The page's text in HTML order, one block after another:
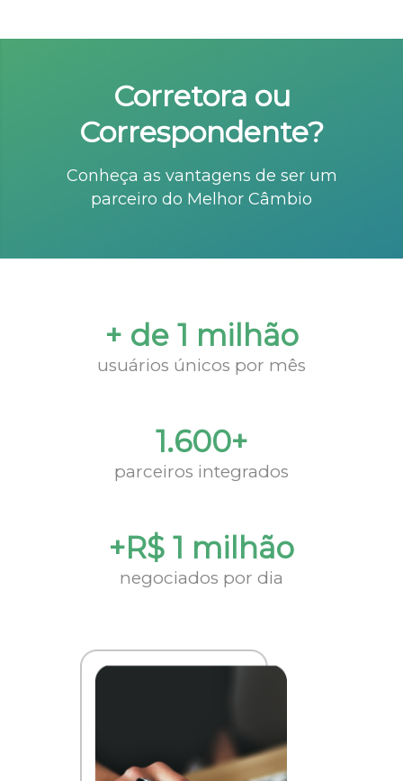
Corretora ou
Correspondente?
Conheça as vantagens de ser um
parceiro do Melhor Câmbio
+ de 1 milhão
usuários únicos por mês
1.600+
parceiros integrados
+R$ 1 milhão
negociados por dia